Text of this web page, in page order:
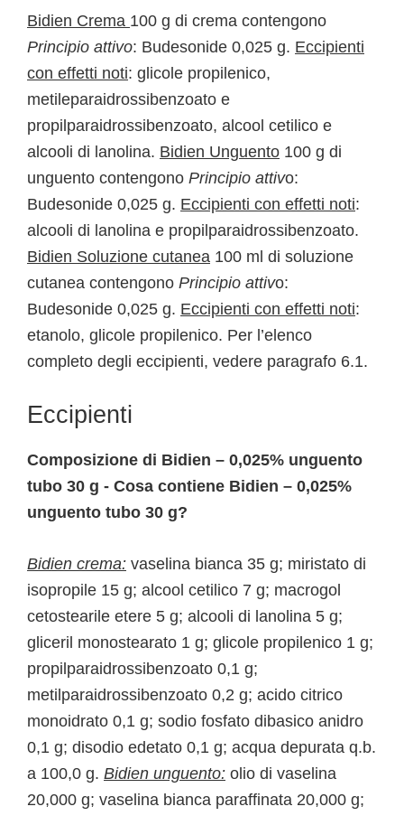
Bidien Crema 100 g di crema contengono
Principio attivo: Budesonide 0,025 g. Eccipienti
con effetti noti: glicole propilenico,
metileparaidrossibenzoato e
propilparaidrossibenzoato, alcool cetilico e
alcooli di lanolina. Bidien Unguento 100 g di
unguento contengono Principio attivo:
Budesonide 0,025 g. Eccipienti con effetti noti:
alcooli di lanolina e propilparaidrossibenzoato.
Bidien Soluzione cutanea 100 ml di soluzione
cutanea contengono Principio attivo:
Budesonide 0,025 g. Eccipienti con effetti noti:
etanolo, glicole propilenico. Per l’elenco
completo degli eccipienti, vedere paragrafo 6.1.
Eccipienti
Composizione di Bidien – 0,025% unguento
tubo 30 g - Cosa contiene Bidien – 0,025%
unguento tubo 30 g?
Bidien crema: vaselina bianca 35 g; miristato di
isopropile 15 g; alcool cetilico 7 g; macrogol
cetostearile etere 5 g; alcooli di lanolina 5 g;
gliceril monostearato 1 g; glicole propilenico 1 g;
propilparaidrossibenzoato 0,1 g;
metilparaidrossibenzoato 0,2 g; acido citrico
monoidrato 0,1 g; sodio fosfato dibasico anidro
0,1 g; disodio edetato 0,1 g; acqua depurata q.b.
a 100,0 g. Bidien unguento: olio di vaselina
20,000 g; vaselina bianca paraffinata 20,000 g;